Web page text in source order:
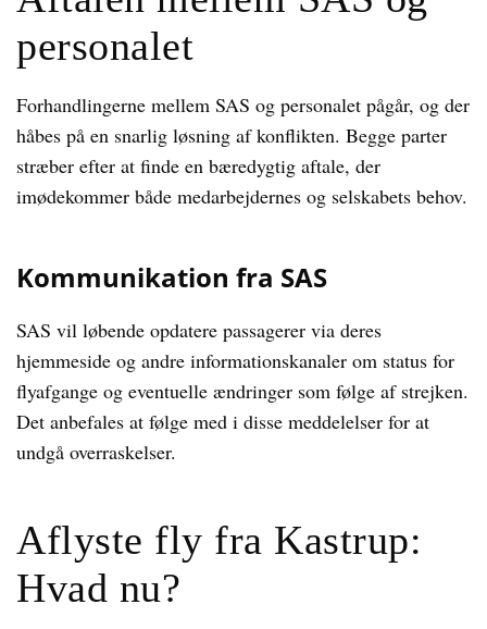
personalet
Forhandlingerne mellem SAS og personalet pågår, og der
håbes på en snarlig løsning af konflikten. Begge parter
stræber efter at finde en bæredygtig aftale, der
imødekommer både medarbejdernes og selskabets behov.
Kommunikation fra SAS
SAS vil løbende opdatere passagerer via deres
hjemmeside og andre informationskanaler om status for
flyafgange og eventuelle ændringer som følge af strejken.
Det anbefales at følge med i disse meddelelser for at
undgå overraskelser.
Aflyste fly fra Kastrup:
Hvad nu?